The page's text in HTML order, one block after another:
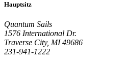
Hauptsitz
Quantum Sails
1576 International Dr.
Traverse City, MI 49686
231-941-1222